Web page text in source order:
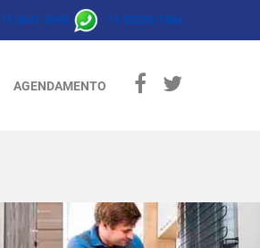
11 3641-6993 11 95220-1984
AGENDAMENTO